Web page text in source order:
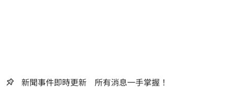
新聞事件即時更新 所有消息一手掌握！